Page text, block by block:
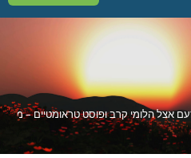
אצל הלומי קרב ופוסט טראומטיים – מה